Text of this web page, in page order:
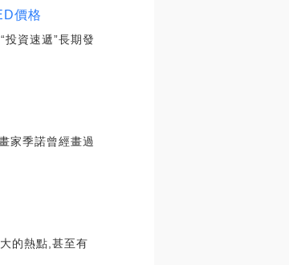
價格
資速遞”長期發
家季諾曾經畫過
的熱點,甚至有